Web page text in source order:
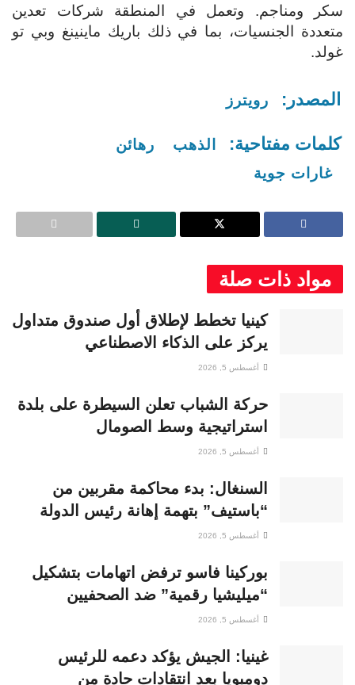
سكر ومناجم. وتعمل في المنطقة شركات تعدين
متعددة الجنسيات، بما في ذلك باريك ماينينغ وبي تو
غولد.
المصدر: رويترز
كلمات مفتاحية: الذهب
رهائن
غارات جوية
مواد ذات صلة
كينيا تخطط لإطلاق أول صندوق متداول
يركز على الذكاء الاصطناعي
أغسطس 5, 2026
حركة الشباب تعلن السيطرة على بلدة
استراتيجية وسط الصومال
أغسطس 5, 2026
السنغال: بدء محاكمة مقربين من
“باستيف” بتهمة إهانة رئيس الدولة
أغسطس 5, 2026
بوركينا فاسو ترفض اتهامات بتشكيل
“ميليشيا رقمية” ضد الصحفيين
أغسطس 5, 2026
غينيا: الجيش يؤكد دعمه للرئيس
دومبويا بعد انتقادات حادة من